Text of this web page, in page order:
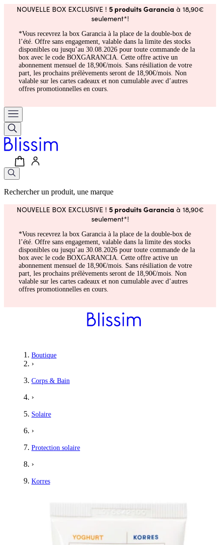
NOUVELLE BOX EXCLUSIVE ! 5 produits Garancia à 18,90€
seulement*!
*Vous recevrez la box Garancia à la place de la double-box de
l’été. Offre sans engagement, valable dans la limite des stocks
disponibles ou jusqu’au 30.08.2026 pour toute commande de la
box avec le code BOXGARANCIA. Cette offre active un
abonnement mensuel de 18,90€/mois. Sans résiliation de votre
part, les prochains prélèvements seront de 18,90€/mois. Non
valable sur les cartes cadeaux et non cumulable avec d’autres
offres promotionnelles en cours.
Rechercher un produit, une marque
NOUVELLE BOX EXCLUSIVE ! 5 produits Garancia à 18,90€
seulement*!
*Vous recevrez la box Garancia à la place de la double-box de
l’été. Offre sans engagement, valable dans la limite des stocks
disponibles ou jusqu’au 30.08.2026 pour toute commande de la
box avec le code BOXGARANCIA. Cette offre active un
abonnement mensuel de 18,90€/mois. Sans résiliation de votre
part, les prochains prélèvements seront de 18,90€/mois. Non
valable sur les cartes cadeaux et non cumulable avec d’autres
offres promotionnelles en cours.
Boutique
›
Corps & Bain
›
Solaire
›
Protection solaire
›
Korres